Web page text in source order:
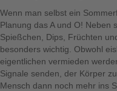
Wenn man selbst ein
Planung das A und O! Neben
Spießchen, Dips, Früchten
besonders wichtig. Obwohl
eigentlichen vermieden
Signale senden, der Körper
Mensch dann noch mehr ins